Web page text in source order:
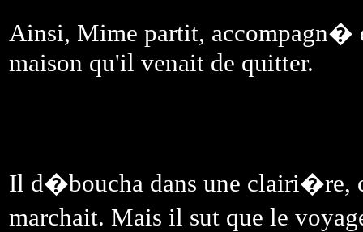
Ainsi, Mime partit, accompagn�
maison qu'il venait de quitter.
Il d�boucha dans une clairi�re,
marchait. Mais il sut que le